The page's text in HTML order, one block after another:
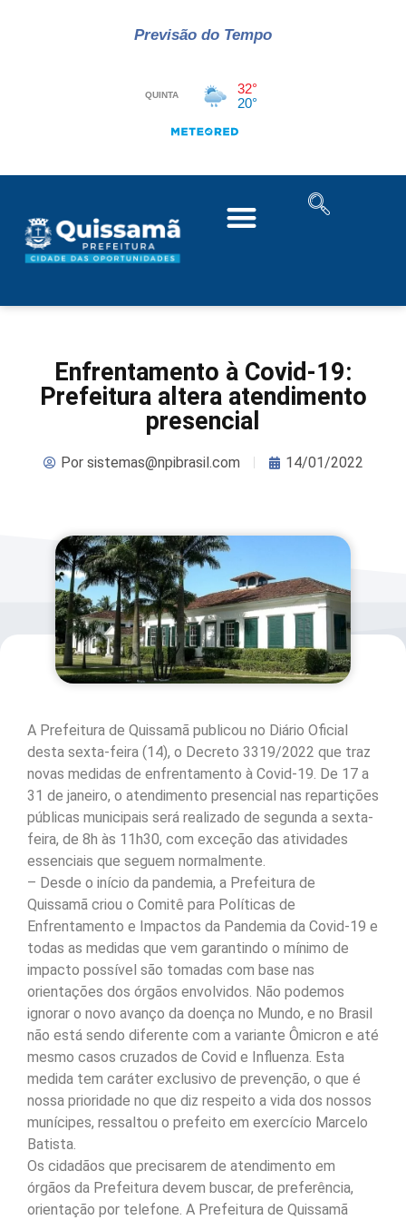
Previsão do Tempo
Enfrentamento à Covid-19:
Prefeitura altera atendimento
presencial
Porsistemas@npibrasil.com 14/01/2022
A Prefeitura de Quissamã publicou no Diário Oficial
desta sexta-feira (14), o Decreto 3319/2022 que traz
novas medidas de enfrentamento à Covid-19. De 17 a
31 de janeiro, o atendimento presencial nas repartições
públicas municipais será realizado de segunda a sexta-
feira, de 8h às 11h30, com exceção das atividades
essenciais que seguem normalmente.
– Desde o início da pandemia, a Prefeitura de
Quissamã criou o Comitê para Políticas de
Enfrentamento e Impactos da Pandemia da Covid-19 e
todas as medidas que vem garantindo o mínimo de
impacto possível são tomadas com base nas
orientações dos órgãos envolvidos. Não podemos
ignorar o novo avanço da doença no Mundo, e no Brasil
não está sendo diferente com a variante Ômicron e até
mesmo casos cruzados de Covid e Influenza. Esta
medida tem caráter exclusivo de prevenção, o que é
nossa prioridade no que diz respeito a vida dos nossos
munícipes, ressaltou o prefeito em exercício Marcelo
Batista.
Os cidadãos que precisarem de atendimento em
órgãos da Prefeitura devem buscar, de preferência,
orientação por telefone. A Prefeitura de Quissamã